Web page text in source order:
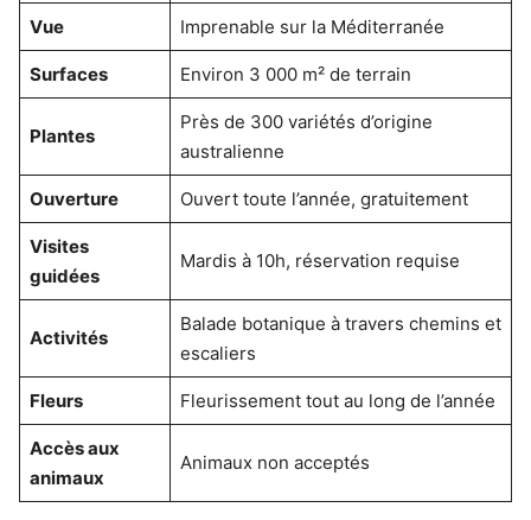
Vue Imprenable sur la Méditerranée
Surfaces Environ 3 000 m² de terrain
Plantes
Près de 300 variétés d’origine
australienne
Ouverture Ouvert toute l’année, gratuitement
Visites
guidées
Mardis à 10h, réservation requise
Activités
Balade botanique à travers chemins et
escaliers
Fleurs Fleurissement tout au long de l’année
Accès aux
animaux
Animaux non acceptés